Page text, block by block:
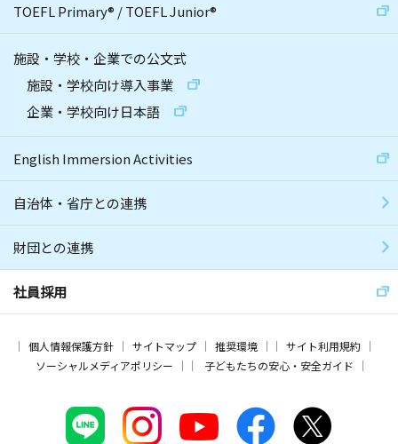
TOEFL Primary® /TOEFL Junior®
施設・学校・企業での公文式
施設・学校向け導入事業
企業・学校向け日本語
English Immersion Activities
自治体・省庁との連携
財団との連携
社員採用
個人情報保護方針 サイトマップ 推奨環境
サイト利用規約
ソーシャルメディアポリシー
子どもたちの安心・安全ガイド